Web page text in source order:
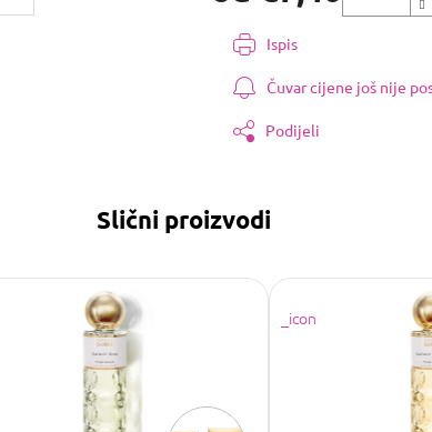
cijenu:
Ispis
Čuvar cijene još nije
Podijeli
Slični proizvodi